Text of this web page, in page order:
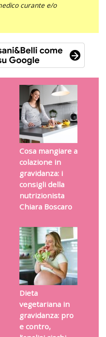
curante e/o
Cosa mangiare a
colazione in
gravidanza: i
consigli della
nutrizionista
Chiara Boscaro
Dieta
vegetariana in
gravidanza: pro
e contro,